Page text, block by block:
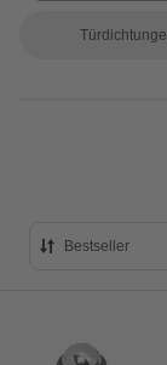
Bestseller
Preis